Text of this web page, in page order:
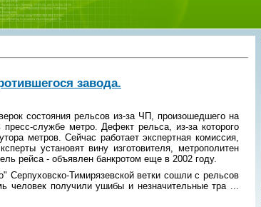
завода.
состояния рельсов из-за ЧП, произошедшего на
службе метро. Дефект рельса, из-за которого
метров. Сейчас работает экспертная комиссия,
установят вину изготовителя, метрополитен
рейса - объявлен банкротом еще в 2002 году.
Тимирязевской ветки сошли с рельсов
человек получили ушибы и незначительные тра